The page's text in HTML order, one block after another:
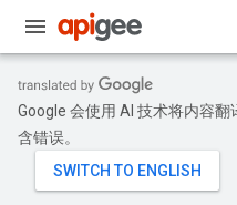
Google 会使用 AI 技术将内容
含错误。